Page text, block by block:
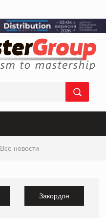
Все новости
Закордон